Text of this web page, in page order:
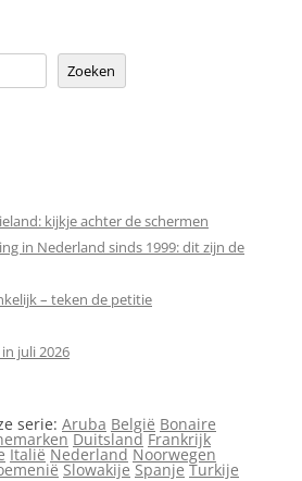
Zoeken
kijkje achter de schermen
in Nederland sinds 1999: dit zijn de
– teken de petitie
juli 2026
serie: Aruba België Bonaire
Duitsland Frankrijk
Italië Nederland Noorwegen
Slowakije Spanje Turkije